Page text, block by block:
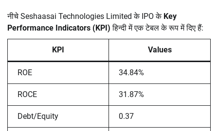
नीचे Seshaasai Technologies Limited के IPO के Key
Performance Indicators (KPI) हिन्दी में एक टेबल के रूप में दिए हैं:
KPI Values
ROE 34.84%
ROCE 31.87%
Debt/Equity 0.37